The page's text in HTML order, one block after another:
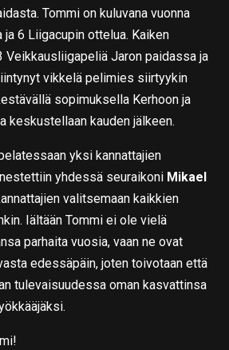
Tommi on kuluvana vuonna
6 Liigacupin ottelua. Kaiken
Veikkausliigapeliä Jaron paidassa ja
vikkelä pelimies siirtyykin
sopimuksella Kerhoon ja
keskustellaan kauden jälkeen.
yksi kannattajien
yhdessä seuraikoni Mikael
valitsemaan kaikkien
Iältään Tommi ei ole vielä
parhaita vuosia, vaan ne ovat
edessäpäin, joten toivotaan että
tulevaisuudessa oman kasvattinsa